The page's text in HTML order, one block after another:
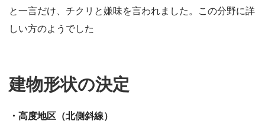
と一言だけ、チクリと嫌味を言われました。この分野に詳
しい方のようでした
建物形状の決定
・高度地区（北側斜線）